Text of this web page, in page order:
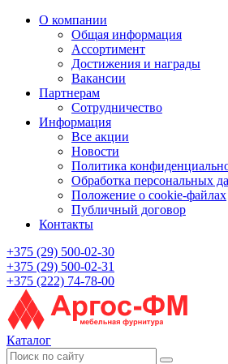
О компании
Общая информация
Ассортимент
Достижения и награды
Вакансии
Партнерам
Сотрудничество
Информация
Все акции
Новости
Политика
Обработка персональных
Положение о cookie-файлах
Публичный договор
Контакты
+375 (29) 500-02-30
+375 (29) 500-02-31
+375 (222) 74-78-00
Каталог